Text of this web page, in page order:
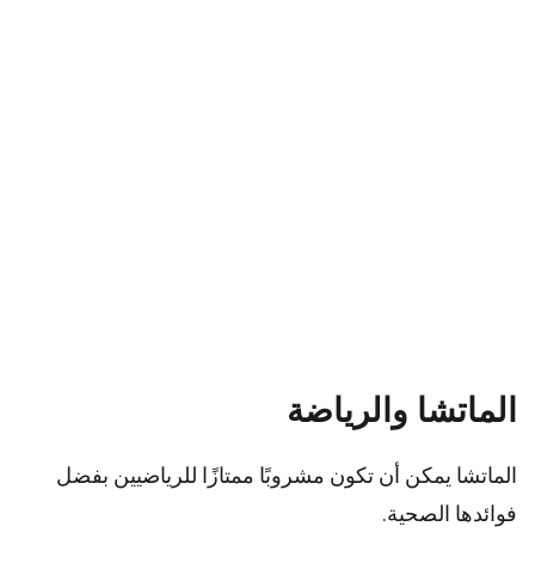
الماتشا والرياضة
الماتشا يمكن أن تكون مشروبًا ممتازًا للرياضيين بفضل
فوائدها الصحية.